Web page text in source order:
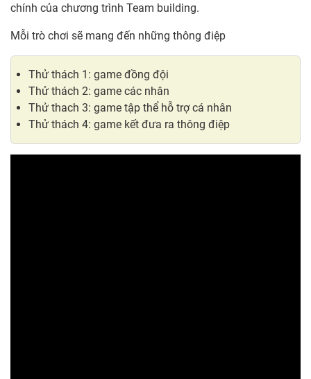
chính của chương trình Team building.
Mỗi trò chơi sẽ mang đến những thông điệp
Thử thách 1: game đồng đội
Thử thách 2: game các nhân
Thử thach 3: game tập thể hỗ trợ cá nhân
Thử thách 4: game kết đưa ra thông điệp